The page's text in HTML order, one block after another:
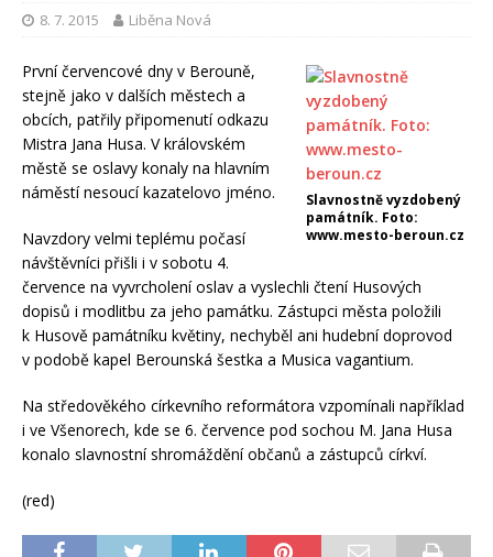
8. 7. 2015 Liběna Nová
Slavnostně vyzdobený
památník. Foto:
www.mesto-beroun.cz
První červencové dny v Berouně,
stejně jako v dalších městech a
obcích, patřily připomenutí odkazu
Mistra Jana Husa. V královském
městě se oslavy konaly na hlavním
náměstí nesoucí kazatelovo jméno.
Navzdory velmi teplému počasí
návštěvníci přišli i v sobotu 4.
července na vyvrcholení oslav a vyslechli čtení Husových
dopisů i modlitbu za jeho památku. Zástupci města položili
k Husově památníku květiny, nechyběl ani hudební doprovod
v podobě kapel Berounská šestka a Musica vagantium.
Na středověkého církevního reformátora vzpomínali například
i ve Všenorech, kde se 6. července pod sochou M. Jana Husa
konalo slavnostní shromáždění občanů a zástupců církví.
(red)